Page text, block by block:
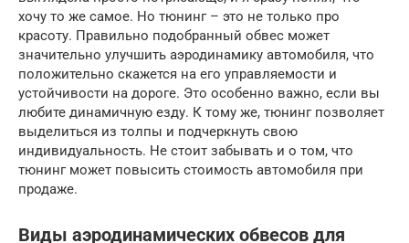
хочу то же самое. Но тюнинг – это не только про
красоту. Правильно подобранный обвес может
значительно улучшить аэродинамику автомобиля, что
положительно скажется на его управляемости и
устойчивости на дороге. Это особенно важно, если вы
любите динамичную езду. К тому же, тюнинг позволяет
выделиться из толпы и подчеркнуть свою
индивидуальность. Не стоит забывать и о том, что
тюнинг может повысить стоимость автомобиля при
продаже.
Виды аэродинамических обвесов для